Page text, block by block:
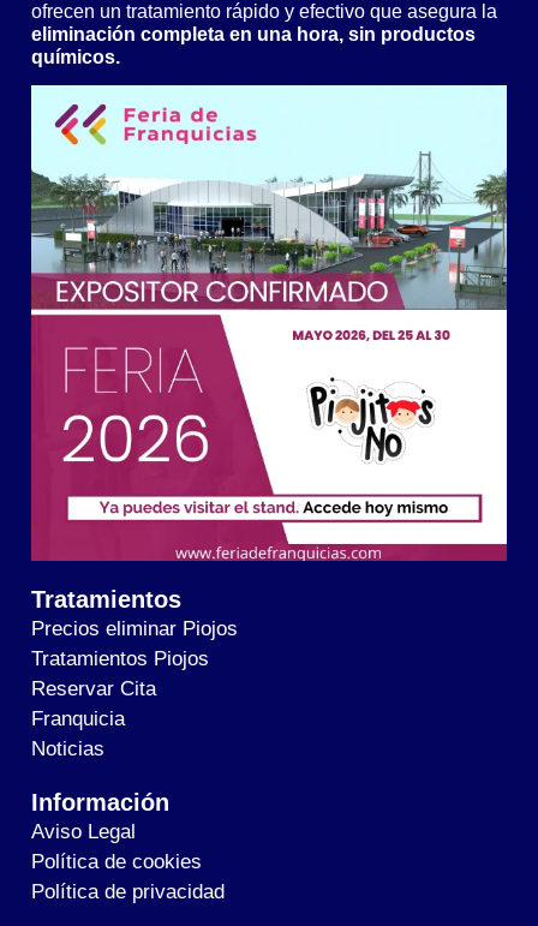
ofrecen un tratamiento rápido y efectivo que asegura la
eliminación completa en una hora, sin productos
químicos.
Tratamientos
Precios eliminar Piojos
Tratamientos Piojos
Reservar Cita
Franquicia
Noticias
Información
Aviso Legal
Política de cookies
Política de privacidad